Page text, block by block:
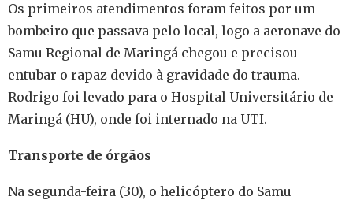
Os primeiros atendimentos foram feitos por um
bombeiro que passava pelo local, logo a aeronave do
Samu Regional de Maringá chegou e precisou
entubar o rapaz devido à gravidade do trauma.
Rodrigo foi levado para o Hospital Universitário de
Maringá (HU), onde foi internado na UTI.
Transporte de órgãos
Na segunda-feira (30), o helicóptero do Samu